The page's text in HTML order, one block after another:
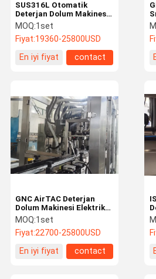
SUS316L Otomatik
Deterjan Dolum Makinesi
Pnömatik 5l
MOQ:1set
Fiyat:19360-25800USD
En iyi fiyat
contact
GNC AirTAC Deterjan
Dolum Makinesi Elektrikli
Otomatik Şişe Kapağı
MOQ:1set
Fiyat:22700-25800USD
En iyi fiyat
contact